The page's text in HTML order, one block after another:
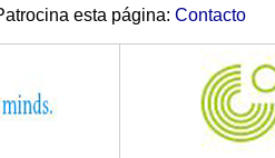
esta página: Contacto